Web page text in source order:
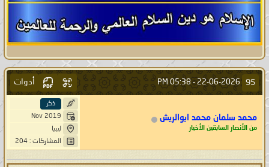
95
22-06-2026 -
05:38 PM أدوات
محمد سلمان محمد ابوالريش
من الأنصار السابقين الأخيار
ذكر
Nov 2019
ليبيا
المشاركات : 204